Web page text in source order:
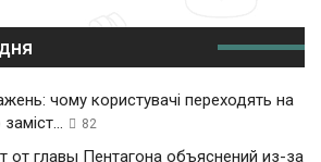
чому користувачі переходять на
82
от главы Пентагона объяснений из-за